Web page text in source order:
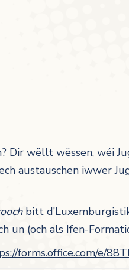
Dir wëllt wëssen, wéi
austauschen iwwer
bitt
un (och als Ifen-
forms.office.com/e/